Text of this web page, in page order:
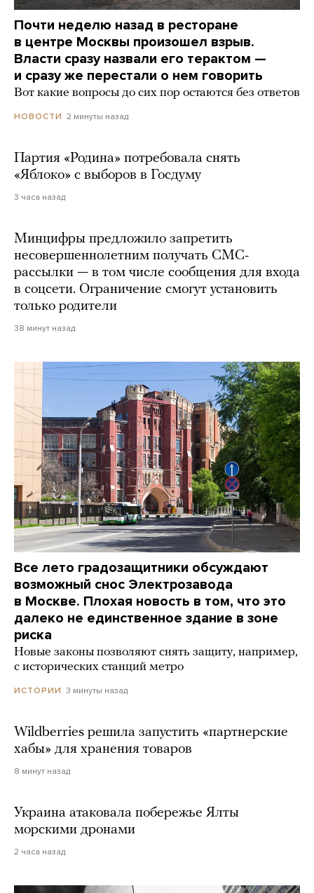
Почти неделю назад в ресторане
в центре Москвы произошел взрыв.
Власти сразу назвали его терактом —
и сразу же перестали о нем говорить
Вот какие вопросы до сих пор остаются без ответов
НОВОСТИ 2 минуты назад
Партия «Родина» потребовала снять
«Яблоко» с выборов в Госдуму
3 часа назад
Минцифры предложило запретить
несовершеннолетним получать СМС-
рассылки — в том числе сообщения для входа
в соцсети. Ограничение смогут установить
только родители
38 минут назад
Все лето градозащитники обсуждают
возможный снос Электрозавода
в Москве. Плохая новость в том, что это
далеко не единственное здание в зоне
риска
Новые законы позволяют снять защиту, например,
с исторических станций метро
ИСТОРИИ 3 минуты назад
Wildberries решила запустить «партнерские
хабы» для хранения товаров
8 минут назад
Украина атаковала побережье Ялты
морскими дронами
2 часа назад